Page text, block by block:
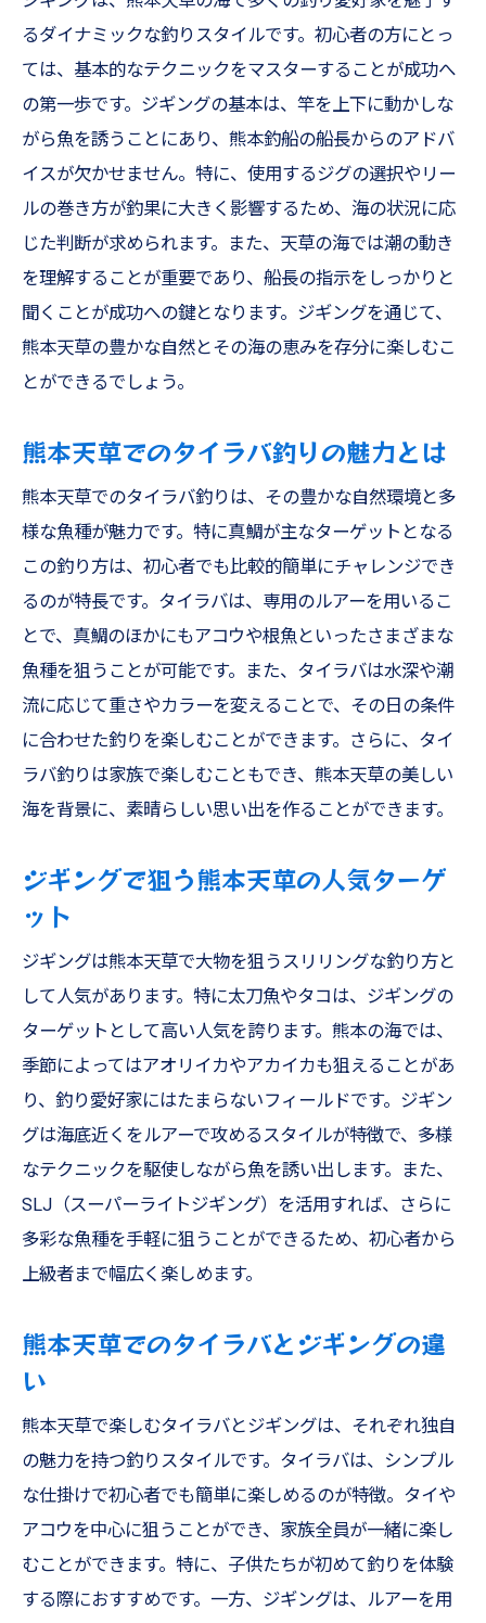
るダイナミックな釣りスタイルです。初心者の方にとっ
ては、基本的なテクニックをマスターすることが成功へ
の第一歩です。ジギングの基本は、竿を上下に動かしな
がら魚を誘うことにあり、熊本釣船の船長からのアドバ
イスが欠かせません。特に、使用するジグの選択やリー
ルの巻き方が釣果に大きく影響するため、海の状況に応
じた判断が求められます。また、天草の海では潮の動き
を理解することが重要であり、船長の指示をしっかりと
聞くことが成功への鍵となります。ジギングを通じて、
熊本天草の豊かな自然とその海の恵みを存分に楽しむこ
とができるでしょう。
熊本天草でのタイラバ釣りの魅力とは
熊本天草でのタイラバ釣りは、その豊かな自然環境と多
様な魚種が魅力です。特に真鯛が主なターゲットとなる
この釣り方は、初心者でも比較的簡単にチャレンジでき
るのが特長です。タイラバは、専用のルアーを用いるこ
とで、真鯛のほかにもアコウや根魚といったさまざまな
魚種を狙うことが可能です。また、タイラバは水深や潮
流に応じて重さやカラーを変えることで、その日の条件
に合わせた釣りを楽しむことができます。さらに、タイ
ラバ釣りは家族で楽しむこともでき、熊本天草の美しい
海を背景に、素晴らしい思い出を作ることができます。
ジギングで狙う熊本天草の人気ターゲ
ット
ジギングは熊本天草で大物を狙うスリリングな釣り方と
して人気があります。特に太刀魚やタコは、ジギングの
ターゲットとして高い人気を誇ります。熊本の海では、
季節によってはアオリイカやアカイカも狙えることがあ
り、釣り愛好家にはたまらないフィールドです。ジギン
グは海底近くをルアーで攻めるスタイルが特徴で、多様
なテクニックを駆使しながら魚を誘い出します。また、
SLJ（スーパーライトジギング）を活用すれば、さらに
多彩な魚種を手軽に狙うことができるため、初心者から
上級者まで幅広く楽しめます。
熊本天草でのタイラバとジギングの違
い
熊本天草で楽しむタイラバとジギングは、それぞれ独自
の魅力を持つ釣りスタイルです。タイラバは、シンプル
な仕掛けで初心者でも簡単に楽しめるのが特徴。タイや
アコウを中心に狙うことができ、家族全員が一緒に楽し
むことができます。特に、子供たちが初めて釣りを体験
する際におすすめです。一方、ジギングは、ルアーを用